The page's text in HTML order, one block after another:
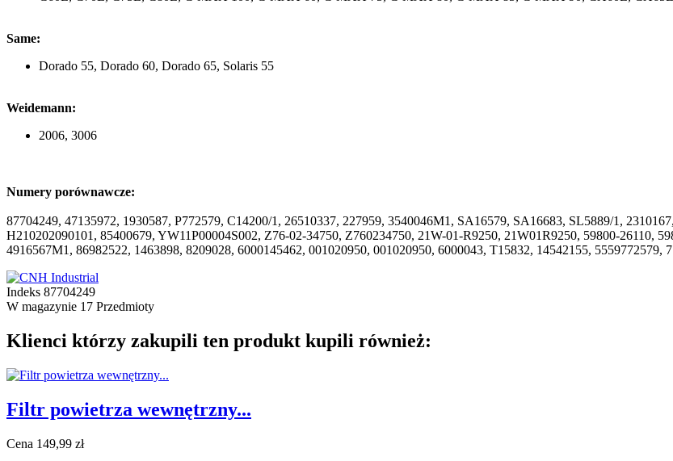
Same:
Dorado 55, Dorado 60, Dorado 65, Solaris 55
Weidemann:
2006, 3006
Numery porównawcze:
87704249, 47135972, 1930587, P772579, C14200/1, 26510337, 227959, 3540046M1, SA16579, SA16683, SL5889/1,
H210202090101, 85400679, YW11P00004S002, Z76-02-34750, Z760234750, 21W-01-R9250, 21W01R9250, 59800-26110,
4916567M1, 86982522, 1463898, 8209028, 6000145462, 001020950, 001020950, 6000043, T15832, 14542155, 5559772579,
Indeks 87704249
W magazynie 17 Przedmioty
Klienci którzy zakupili ten produkt kupili również:
Filtr powietrza wewnętrzny...
Cena 149,99 zł